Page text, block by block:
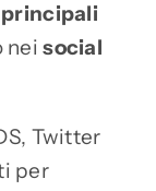
neisocial
Twitter
per